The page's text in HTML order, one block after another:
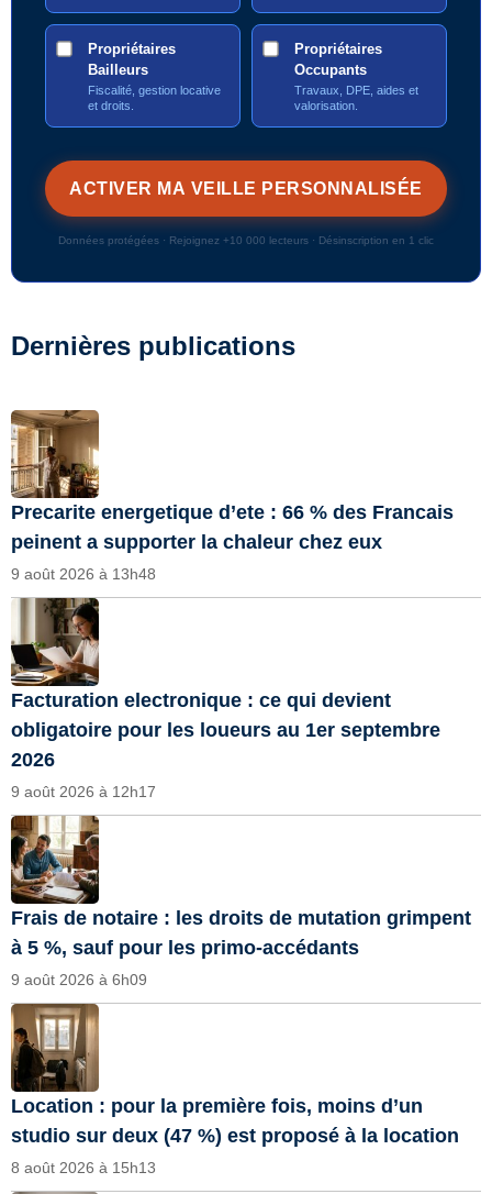
Propriétaires
Bailleurs
Fiscalité, gestion locative
et droits.
Propriétaires
Occupants
Travaux, DPE, aides et
valorisation.
Données protégées · Rejoignez +10 000 lecteurs · Désinscription en 1 clic
Dernières publications
Precarite energetique d’ete : 66 % des Francais
peinent a supporter la chaleur chez eux
9 août 2026 à 13h48
Facturation electronique : ce qui devient
obligatoire pour les loueurs au 1er septembre
2026
9 août 2026 à 12h17
Frais de notaire : les droits de mutation grimpent
à 5 %, sauf pour les primo-accédants
9 août 2026 à 6h09
Location : pour la première fois, moins d’un
studio sur deux (47 %) est proposé à la location
8 août 2026 à 15h13